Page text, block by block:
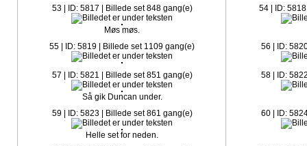
53 | ID: 5817 | Billede set 848 gang(e)
Møs møs.
54 | ID:
55 | ID: 5819 | Billede set 1109 gang(e) 56 | ID:
57 | ID: 5821 | Billede set 851 gang(e)
Så gik Duncan under.
58 | ID:
59 | ID: 5823 | Billede set 861 gang(e)
Helle set for neden.
60 | ID: